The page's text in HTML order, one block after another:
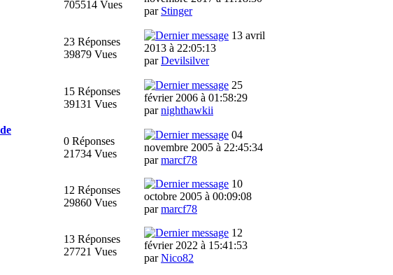
705514 Vues
par Stinger
23 Réponses
39879 Vues
13 avril
2013 à 22:05:13
parDevilsilver
15 Réponses
39131 Vues
25
février 2006 à 01:58:29
parnighthawkii
0 Réponses
21734 Vues
04
novembre 2005 à 22:45:34
parmarcf78
12 Réponses
29860 Vues
10
octobre 2005 à 00:09:08
parmarcf78
13 Réponses
27721 Vues
12
février 2022 à 15:41:53
parNico82